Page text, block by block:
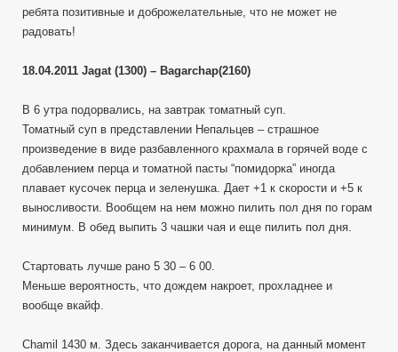
ребята позитивные и доброжелательные, что не может не
радовать!
18.04.2011 Jagat (1300) – Bagarchap(2160)
В 6 утра подорвались, на завтрак томатный суп.
Томатный суп в представлении Непальцев – страшное
произведение в виде разбавленного крахмала в горячей воде с
добавлением перца и томатной пасты “помидорка” иногда
плавает кусочек перца и зеленушка. Дает +1 к скорости и +5 к
выносливости. Вообщем на нем можно пилить пол дня по горам
минимум. В обед выпить 3 чашки чая и еще пилить пол дня.
Стартовать лучше рано 5 30 – 6 00.
Меньше вероятность, что дождем накроет, прохладнее и
вообще вкайф.
Chamil 1430 м. Здесь заканчивается дорога, на данный момент